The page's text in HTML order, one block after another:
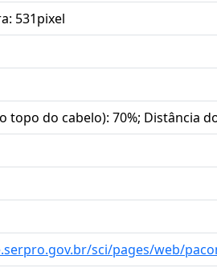
531pixel
topo do cabelo): 70%; Distância
sci/pages/web/